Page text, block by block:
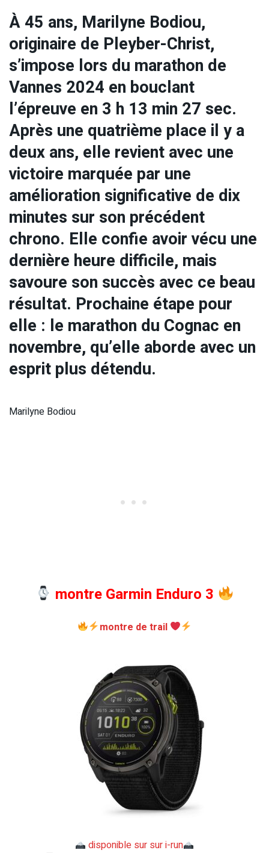
À 45 ans, Marilyne Bodiou,
originaire de Pleyber-Christ,
s’impose lors du marathon de
Vannes 2024 en bouclant
l’épreuve en 3 h 13 min 27 sec.
Après une quatrième place il y a
deux ans, elle revient avec une
victoire marquée par une
amélioration significative de dix
minutes sur son précédent
chrono. Elle confie avoir vécu une
dernière heure difficile, mais
savoure son succès avec ce beau
résultat. Prochaine étape pour
elle : le marathon du Cognac en
novembre, qu’elle aborde avec un
esprit plus détendu.
Marilyne Bodiou
montre Garmin Enduro 3
montre de trail
disponible sur sur i-run